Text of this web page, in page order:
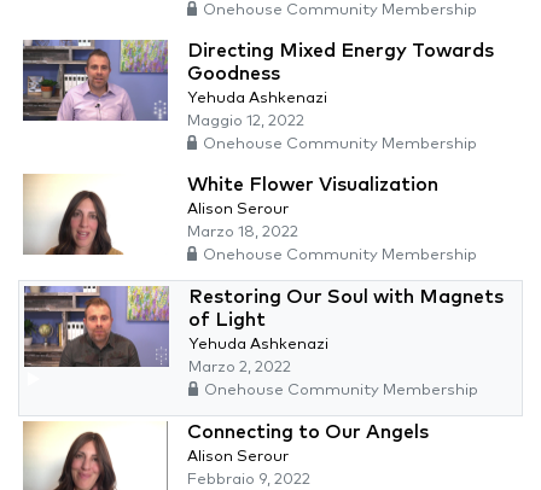
Onehouse Community Membership
Directing Mixed Energy Towards
Goodness
Yehuda Ashkenazi
Maggio 12, 2022
Onehouse Community Membership
White Flower Visualization
Alison Serour
Marzo 18, 2022
Onehouse Community Membership
Restoring Our Soul with Magnets
of Light
Yehuda Ashkenazi
Marzo 2, 2022
Onehouse Community Membership
Connecting to Our Angels
Alison Serour
Febbraio 9, 2022